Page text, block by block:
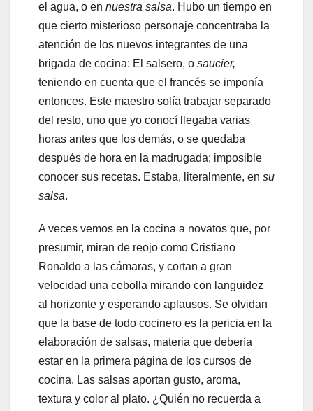
el agua, o en nuestra salsa. Hubo un tiempo en
que cierto misterioso personaje concentraba la
atención de los nuevos integrantes de una
brigada de cocina: El salsero, o saucier,
teniendo en cuenta que el francés se imponía
entonces. Este maestro solía trabajar separado
del resto, uno que yo conocí llegaba varias
horas antes que los demás, o se quedaba
después de hora en la madrugada; imposible
conocer sus recetas. Estaba, literalmente, en su
salsa.
A veces vemos en la cocina a novatos que, por
presumir, miran de reojo como Cristiano
Ronaldo a las cámaras, y cortan a gran
velocidad una cebolla mirando con languidez
al horizonte y esperando aplausos. Se olvidan
que la base de todo cocinero es la pericia en la
elaboración de salsas, materia que debería
estar en la primera página de los cursos de
cocina. Las salsas aportan gusto, aroma,
textura y color al plato. ¿Quién no recuerda a